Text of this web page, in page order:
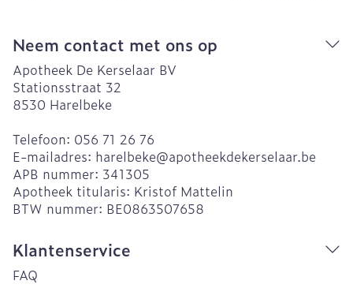
Neem contact met ons op
Apotheek De Kerselaar BV
Stationsstraat 32
8530 Harelbeke
Telefoon: 056 71 26 76
E-mailadres: harelbeke@apotheekdekerselaar.be
APB nummer: 341305
Apotheek titularis: Kristof Mattelin
BTW nummer: BE0863507658
Klantenservice
FAQ